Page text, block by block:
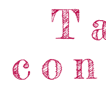
Storie Di
Cibo Dal Mondo
News & Tips
Chi Siamo